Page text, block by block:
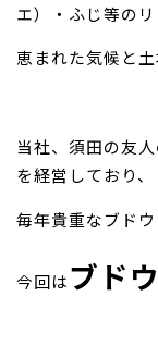
エ）・ふじ等の
恵まれた気候と
当社、須田の友
を経営しており、
毎年貴重なブド
今回はブド